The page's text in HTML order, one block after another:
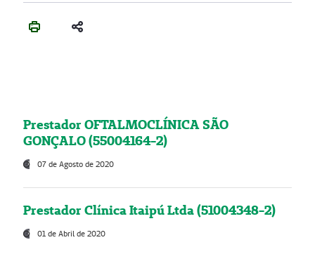
Prestador OFTALMOCLÍNICA SÃO
GONÇALO (55004164-2)
07 de Agosto de 2020
Prestador Clínica Itaipú Ltda (51004348-2)
01 de Abril de 2020